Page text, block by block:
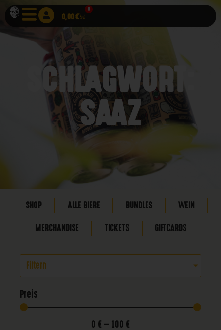
0,00€
0
SCHLAGWORT:
SAAZ
SHOP ALLE BIERE BUNDLES WEIN
MERCHANDISE TICKETS GIFTCARDS
Filtern
Preis
0 € — 100 €